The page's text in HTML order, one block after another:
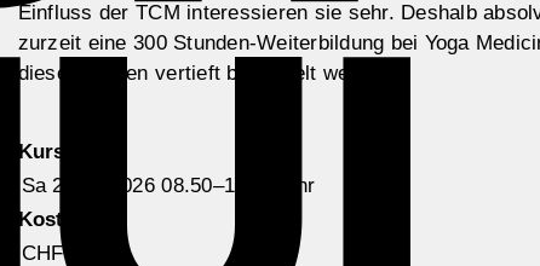
Einfluss der TCM interessieren sie sehr. Deshalb
zurzeit eine 300 Stunden-Weiterbildung bei Yoga
diese Themen vertieft behandelt werden.
Kursdaten
Sa 22.08.2026 08.50–10.45 Uhr
Kosten
CHF 32.–